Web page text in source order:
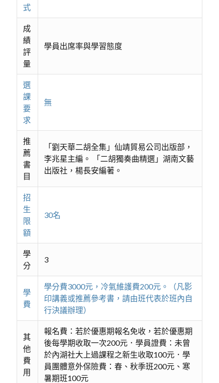
式
成
績
評
量
學員出席率與學習態度
選
課
要
求
無
推
薦
書
目
「劉天華二胡全集」仙靖貿易公司出版部，
李兆星主編。 「二胡獨奏曲精選」湖南文藝
出版社，楊長安編著。
招
生
限
額
30名
學
分
3
學
費
學分費3000元，冷氣維護費200元。（凡影
印講義或推薦參考書，請由班代表於班內自
行決議辦理）
其
他
費
用
報名費：若於優惠期報名免收，若於優惠期
後每學期收取一次200元．學員證費：未曾
於內湖社大上過課程之新生收取100元．學
員團體意外保險費：春、秋季班200元、寒
暑期班100元